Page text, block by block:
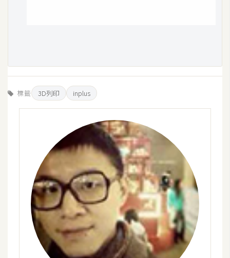
標籤 3D列印 inplus